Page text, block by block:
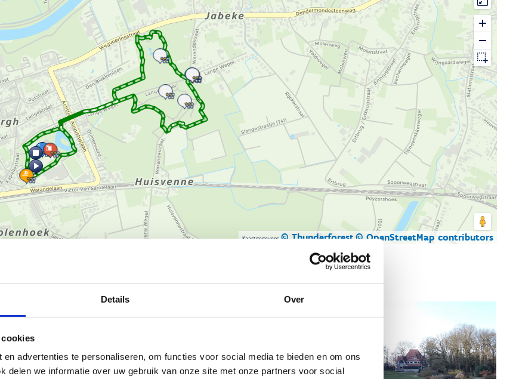
Details Over
advertenties te personaliseren, om functies voor social media te bieden en om ons
delen we informatie over uw gebruik van onze site met onze partners voor social
Kaartgegevens© Thunderforest© OpenStreetMap contributors
14, 9230
wegen en smalle
dan 80 procent van de
Den Blakken, de